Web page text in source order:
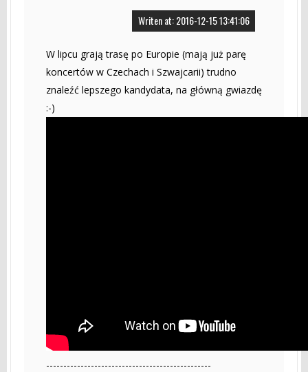
Writen at: 2016-12-15 13:41:06
W lipcu grają trasę po Europie (mają już parę
koncertów w Czechach i Szwajcarii) trudno
znaleźć lepszego kandydata, na główną gwiazdę
:-)
------------------------------------------------